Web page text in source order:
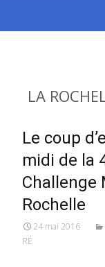
LA
Le coup
midi de la
Challenge
Rochelle
24 mai 2016
RÉ